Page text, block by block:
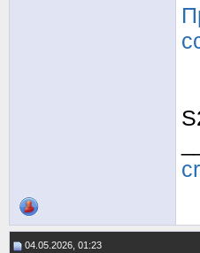
04.05.2026, 01:23